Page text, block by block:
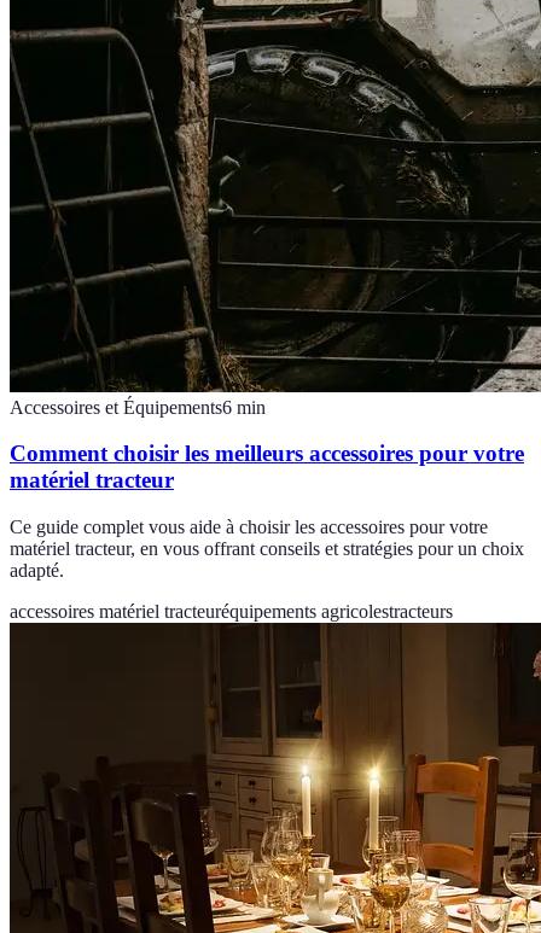
Accessoires et Équipements6 min
Comment choisir les meilleurs accessoires pour votre
matériel tracteur
Ce guide complet vous aide à choisir les accessoires pour votre
matériel tracteur, en vous offrant conseils et stratégies pour un choix
adapté.
accessoires matériel tracteuréquipements agricolestracteurs